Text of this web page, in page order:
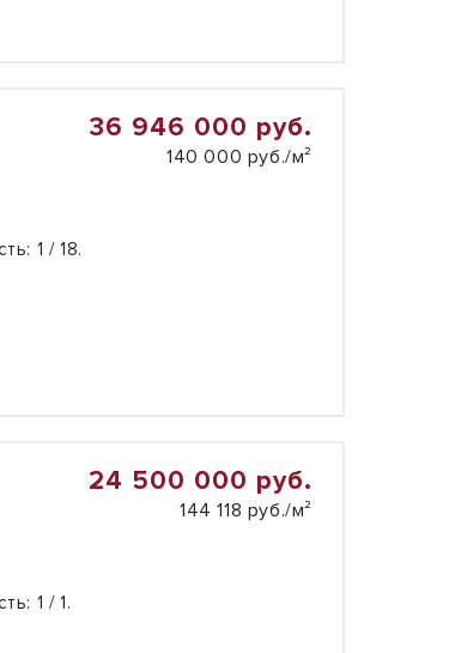
36 946 000 руб.
140 000 руб./м²
1 / 18.
24 500 000 руб.
144 118 руб./м²
1 / 1.